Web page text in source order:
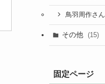
鳥羽周作さん
その他 (15)
固定ページ